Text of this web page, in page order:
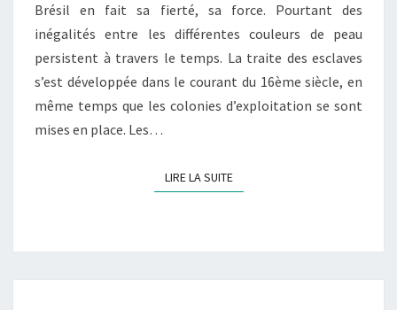
Brésil en fait sa fierté, sa force. Pourtant des
inégalités entre les différentes couleurs de peau
persistent à travers le temps. La traite des esclaves
s’est développée dans le courant du 16ème siècle, en
même temps que les colonies d’exploitation se sont
mises en place. Les…
LIRE LA SUITELIRE LA SUITE